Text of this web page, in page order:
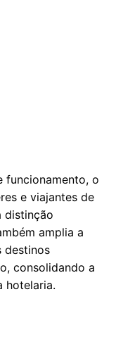
funcionamento, o
e viajantes de
distinção
amplia a
destinos
consolidando a
hotelaria.